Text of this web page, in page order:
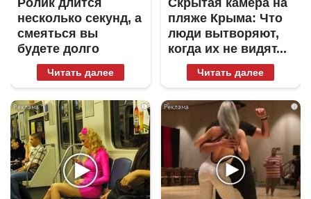
несколько секунд, а
смеяться вы
будете долго
Читать далее
пляже Крыма: Что
люди вытворяют,
когда их не видят...
Читать далее
i i